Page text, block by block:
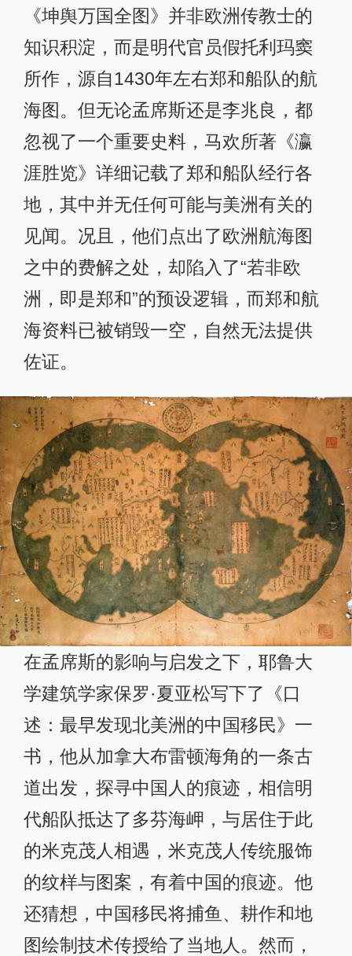
《坤舆万国全图》并非欧洲传教士的
知识积淀，而是明代官员假托利玛窦
所作，源自1430年左右郑和船队的航
海图。但无论孟席斯还是李兆良，都
忽视了一个重要史料，马欢所著《瀛
涯胜览》详细记载了郑和船队经行各
地，其中并无任何可能与美洲有关的
见闻。况且，他们点出了欧洲航海图
之中的费解之处，却陷入了“若非欧
洲，即是郑和”的预设逻辑，而郑和航
海资料已被销毁一空，自然无法提供
佐证。
在孟席斯的影响与启发之下，耶鲁大
学建筑学家保罗·夏亚松写下了《口
述：最早发现北美洲的中国移民》一
书，他从加拿大布雷顿海角的一条古
道出发，探寻中国人的痕迹，相信明
代船队抵达了多芬海岬，与居住于此
的米克茂人相遇，米克茂人传统服饰
的纹样与图案，有着中国的痕迹。他
还猜想，中国移民将捕鱼、耕作和地
图绘制技术传授给了当地人。然而，